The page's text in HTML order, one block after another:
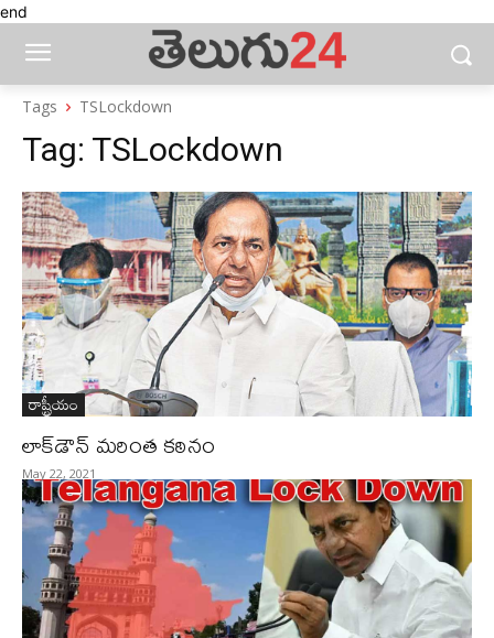
end
Tags TSLockdown
Tag: TSLockdown
రాష్ట్రీయం
లాక్‌డౌన్‌ మరింత కఠినం
May 22, 2021